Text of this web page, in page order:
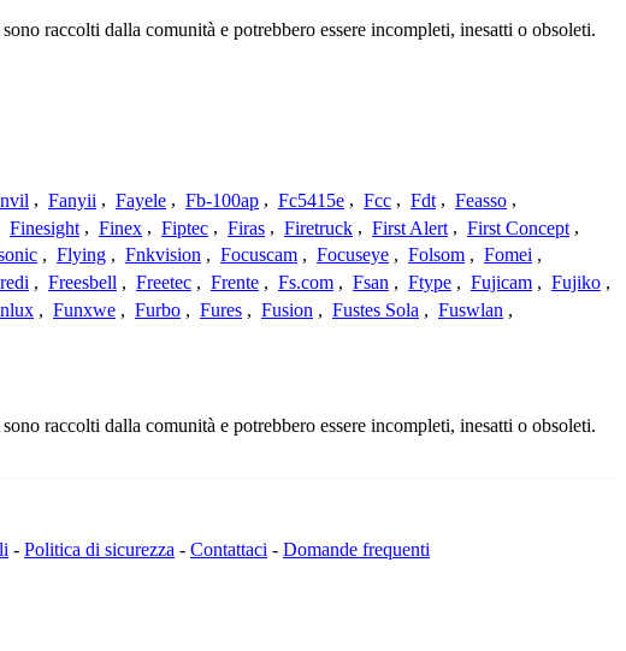
raccolti dalla comunità e potrebbero essere incompleti, inesatti o obsoleti.
, Fanyii , Fayele , Fb-100ap , Fc5415e , Fcc , Fdt , Feasso ,
Finesight , Finex , Fiptec , Firas , Firetruck , First Alert , First Concept ,
, Flying , Fnkvision , Focuscam , Focuseye , Folsom , Fomei ,
, Freesbell , Freetec , Frente , Fs.com , Fsan , Ftype , Fujicam , Fujiko ,
, Funxwe , Furbo , Fures , Fusion , Fustes Sola , Fuswlan ,
raccolti dalla comunità e potrebbero essere incompleti, inesatti o obsoleti.
- Politica di sicurezza - Contattaci - Domande frequenti